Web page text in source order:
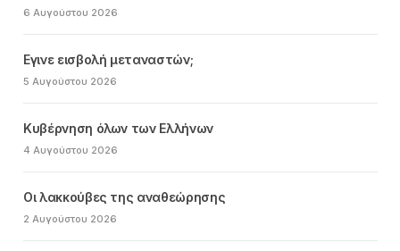
6 Αυγούστου 2026
Εγινε εισβολή μεταναστών;
5 Αυγούστου 2026
Κυβέρνηση όλων των Ελλήνων
4 Αυγούστου 2026
Οι λακκούβες της αναθεώρησης
2 Αυγούστου 2026